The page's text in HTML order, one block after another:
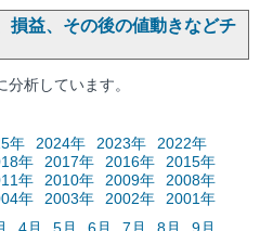
損益、その後の値動きなどチ
析しています。
年 2024年 2023年
2022年
年 2017年 2016年
2015年
年 2010年 2009年
2008年
年 2003年 2002年
2001年